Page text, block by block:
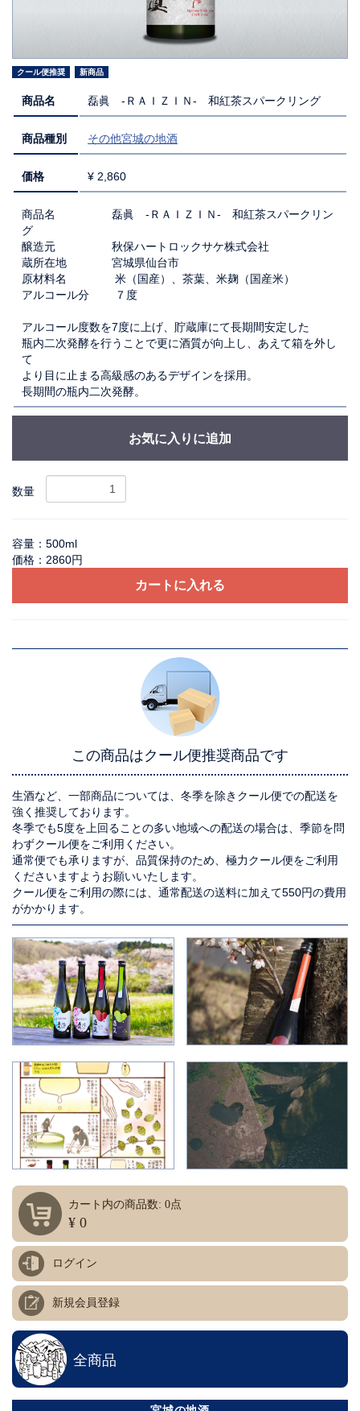
クール便推奨 新商品
商品名 磊眞 -ＲＡＩＺＩＮ- 和紅茶スパークリング
商品種別 その他宮城の地酒
価格 ¥ 2,860
商品名 磊眞 -ＲＡＩＺＩＮ- 和紅茶スパークリン
グ
醸造元 秋保ハートロックサケ株式会社
蔵所在地 宮城県仙台市
原材料名 米（国産）、茶葉、米麹（国産米）
アルコール分 ７度
アルコール度数を7度に上げ、貯蔵庫にて長期間安定した
瓶内二次発酵を行うことで更に酒質が向上し、あえて箱を外し
て
より目に止まる高級感のあるデザインを採用。
長期間の瓶内二次発酵。
お気に入りに追加
数量
容量：500ml
価格：2860円
カートに入れる
この商品はクール便推奨商品です
生酒など、一部商品については、冬季を除きクール便での配送を
強く推奨しております。
冬季でも5度を上回ることの多い地域への配送の場合は、季節を問
わずクール便をご利用ください。
通常便でも承りますが、品質保持のため、極力クール便をご利用
くださいますようお願いいたします。
クール便をご利用の際には、通常配送の送料に加えて550円の費用
がかかります。
カート内の商品数: 0点
¥ 0
ログイン
新規会員登録
全商品